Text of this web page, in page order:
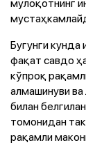
Бугунги
фақат савдо
кўпроқ
алмашинуви
билан
томонидан
рақамли